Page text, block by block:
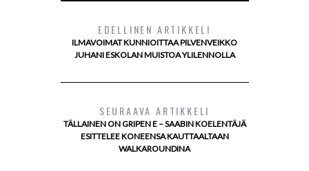
EDELLINEN ARTIKKELI
ILMAVOIMAT KUNNIOITTAA PILVENVEIKKO
JUHANI ESKOLAN MUISTOA YLILENNOLLA
SEURAAVA ARTIKKELI
TÄLLAINEN ON GRIPEN E – SAABIN KOELENTÄJÄ
ESITTELEE KONEENSA KAUTTAALTAAN
WALKAROUNDINA